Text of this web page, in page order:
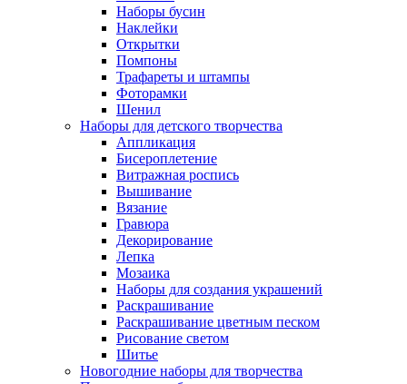
Наборы бусин
Наклейки
Открытки
Помпоны
Трафареты и штампы
Фоторамки
Шенил
Наборы для детского творчества
Аппликация
Бисероплетение
Витражная роспись
Вышивание
Вязание
Гравюра
Декорирование
Лепка
Мозаика
Наборы для создания украшений
Раскрашивание
Раскрашивание цветным песком
Рисование светом
Шитье
Новогодние наборы для творчества